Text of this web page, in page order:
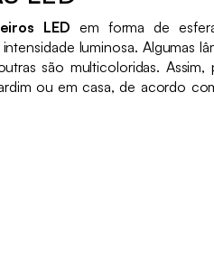
LED em forma de
luminosa. Algumas
são multicoloridas. Assim,
ou em casa, de acordo